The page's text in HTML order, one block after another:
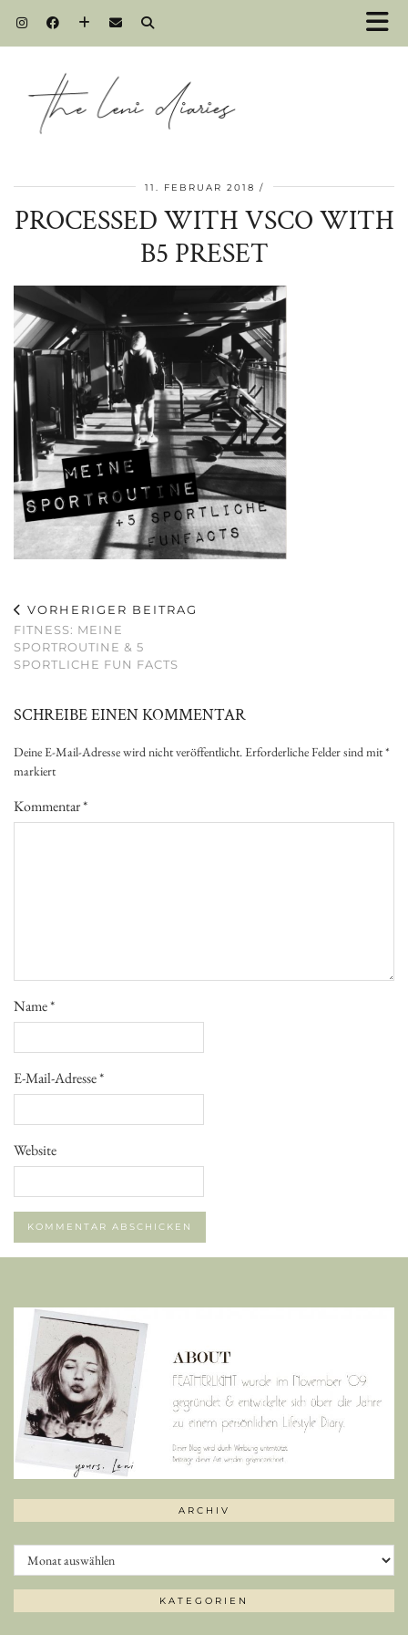
11. FEBRUAR 2018
PROCESSED WITH VSCO WITH
B5 PRESET
VORHERIGER BEITRAG
FITNESS: MEINE
SPORTROUTINE & 5
SPORTLICHE FUN FACTS
SCHREIBE EINEN KOMMENTAR
Deine E-Mail-Adresse wird nicht veröffentlicht.Erforderliche Felder sind mit*
markiert
Kommentar*
Name*
E-Mail-Adresse*
Website
ARCHIV
Archiv
KATEGORIEN